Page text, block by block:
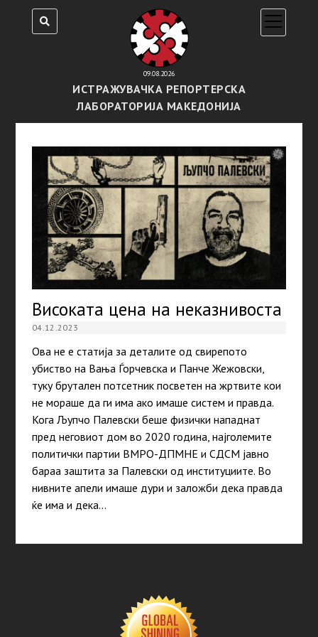
09.08.2026
ИСТРАЖУВАЧКА РЕПОРТЕРСКА
ЛАБОРАТОРИЈА МАКЕДОНИЈА
open
menu
Високата цена на неказнивоста
04.12.2023
Ова не е статија за деталите од свирепото
убиство на Вања Ѓорчевска и Панче Жежовски,
туку брутален потсетник посветен на жртвите кои
не мораше да ги има aко имаше систем и правда.
Кога Љупчо Палевски беше физички нападнат
пред неговиот дом во 2020 година, најголемите
политички партии ВМРО-ДПМНЕ и СДСМ јавно
бараа заштита за Палевски од институциите. Во
нивните апели имаше дури и заложби дека правда
ќе има и дека…